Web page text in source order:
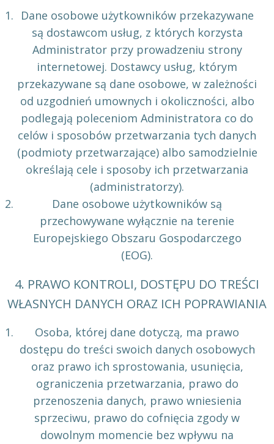
Dane osobowe użytkowników przekazywane
są dostawcom usług, z których korzysta
Administrator przy prowadzeniu strony
internetowej. Dostawcy usług, którym
przekazywane są dane osobowe, w zależności
od uzgodnień umownych i okoliczności, albo
podlegają poleceniom Administratora co do
celów i sposobów przetwarzania tych danych
(podmioty przetwarzające) albo samodzielnie
określają cele i sposoby ich przetwarzania
(administratorzy).
Dane osobowe użytkowników są
przechowywane wyłącznie na terenie
Europejskiego Obszaru Gospodarczego
(EOG).
4. PRAWO KONTROLI, DOSTĘPU DO TREŚCI
WŁASNYCH DANYCH ORAZ ICH POPRAWIANIA
Osoba, której dane dotyczą, ma prawo
dostępu do treści swoich danych osobowych
oraz prawo ich sprostowania, usunięcia,
ograniczenia przetwarzania, prawo do
przenoszenia danych, prawo wniesienia
sprzeciwu, prawo do cofnięcia zgody w
dowolnym momencie bez wpływu na